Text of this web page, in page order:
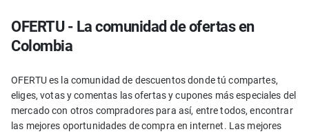
OFERTU - La comunidad de ofertas en
Colombia
OFERTU es la comunidad de descuentos donde tú compartes,
eliges, votas y comentas las ofertas y cupones más especiales del
mercado con otros compradores para así, entre todos, encontrar
las mejores oportunidades de compra en internet. Las mejores